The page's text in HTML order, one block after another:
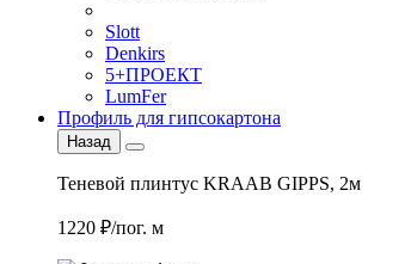
Slott
Denkirs
5+ПРОЕКТ
LumFer
Профиль для гипсокартона
Назад
Теневой плинтус KRAAB GIPPS, 2м
1220 ₽/пог. м